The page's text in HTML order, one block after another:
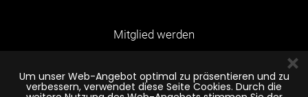
Um unser Web-Angebot optimal zu präsentieren und zu
verbessern, verwendet diese Seite Cookies. Durch die
Mitglied werden
© Copyright 2026